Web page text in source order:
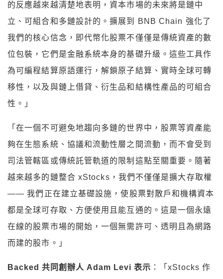
的反應越來越清楚地表明，資本市場的未來將是鏈中
立、可組合和多鏈設計的。擴展到 BNB Chain 強化了
我們的核心信念，即代幣化股票不僅僅是傳統資產的數
位包裝，它們是金融系統本身的基礎升級。這些工具作
為可編程結算原語運行，解鎖原子結算、實時全球可轉
移性，以及與鏈上借貸、衍生品和結構性產品的可組合
性。」
「在一個不可避免地趨向多鏈的世界中，股票等資產能
夠在生態系統、協議和流動性層之間流動，而不會受到
司法管轄區或傳統託管軌道的限制這點至關重要。隨著
越來越多的鏈整合 xStocks，我們不僅僅是擴大存取權
—— 我們正在建立基礎設施，使股票對散戶和機構資本
都是全球可存取、方便使用且能互通的。這是一個永遠
在線的股票市場的開始，一個無需許可、透明且為網路
而建的股市。」
Backed 共同創辦人 Adam Levi 表示 ：「xStocks 作